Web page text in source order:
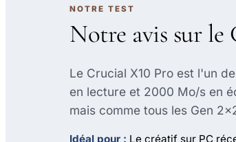
NOTRE TEST
Notre avis sur le
Le Crucial X10 Pro est l'un
en lecture et 2000 Mo/s en
mais comme tous les Gen
Idéal pour : Le créatif sur PC